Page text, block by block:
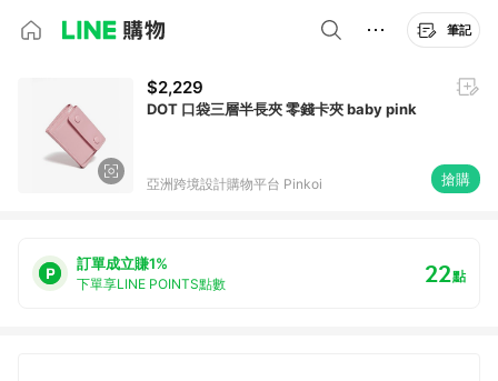
筆記
$2,229
DOT 口袋三層半長夾 零錢卡夾 baby pink
亞洲跨境設計購物平台 Pinkoi 搶購
訂單成立賺1%
下單享LINE POINTS點數 22點